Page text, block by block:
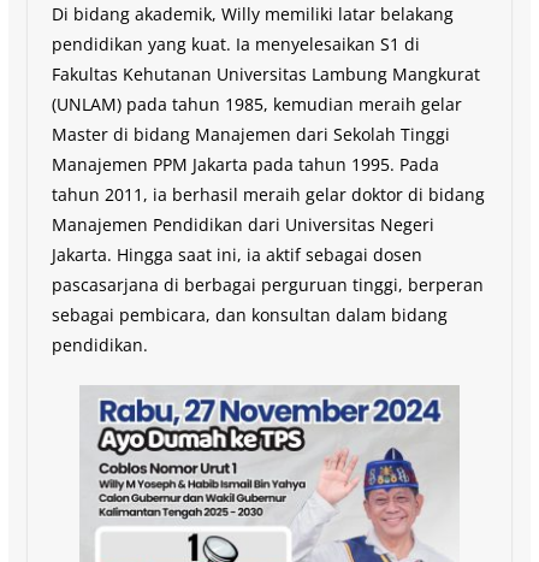
Di bidang akademik, Willy memiliki latar belakang
pendidikan yang kuat. Ia menyelesaikan S1 di
Fakultas Kehutanan Universitas Lambung Mangkurat
(UNLAM) pada tahun 1985, kemudian meraih gelar
Master di bidang Manajemen dari Sekolah Tinggi
Manajemen PPM Jakarta pada tahun 1995. Pada
tahun 2011, ia berhasil meraih gelar doktor di bidang
Manajemen Pendidikan dari Universitas Negeri
Jakarta. Hingga saat ini, ia aktif sebagai dosen
pascasarjana di berbagai perguruan tinggi, berperan
sebagai pembicara, dan konsultan dalam bidang
pendidikan.